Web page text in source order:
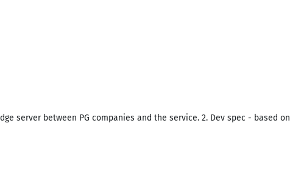
server between PG companies and the service. 2. Dev spec - based on